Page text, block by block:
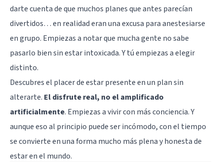
darte cuenta de que muchos planes que antes parecían
divertidos… en realidad eran una excusa para anestesiarse
en grupo. Empiezas a notar que mucha gente no sabe
pasarlo bien sin estar intoxicada. Y tú empiezas a elegir
distinto.
Descubres el placer de estar presente en un plan sin
alterarte. El disfrute real, no el amplificado
artificialmente. Empiezas a vivir con más conciencia. Y
aunque eso al principio puede ser incómodo, con el tiempo
se convierte en una forma mucho más plena y honesta de
estar en el mundo.